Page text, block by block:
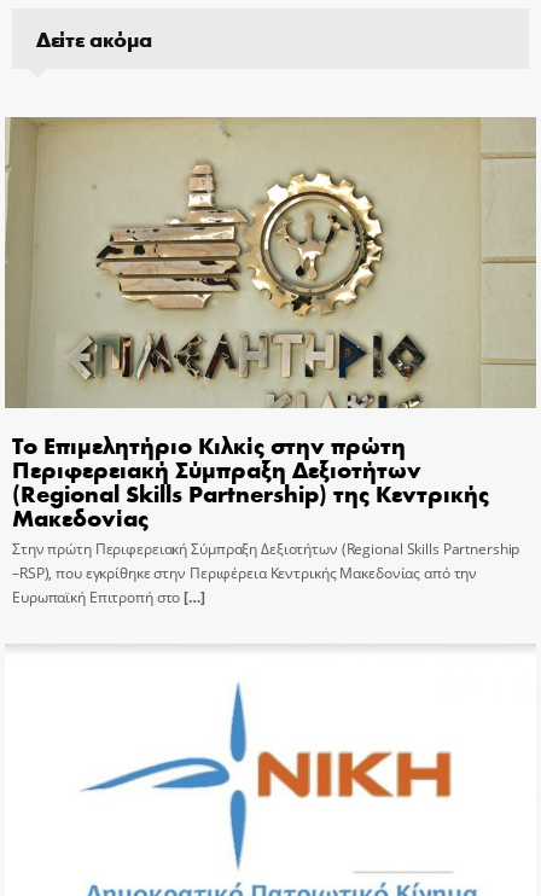
Δείτε ακόμα
Το Επιμελητήριο Κιλκίς στην πρώτη
Περιφερειακή Σύμπραξη Δεξιοτήτων
(Regional Skills Partnership) της Κεντρικής
Μακεδονίας
Στην πρώτη Περιφερειακή Σύμπραξη Δεξιοτήτων (Regional Skills Partnership
–RSP), που εγκρίθηκε στην Περιφέρεια Κεντρικής Μακεδονίας από την
Ευρωπαϊκή Επιτροπή στο[…]